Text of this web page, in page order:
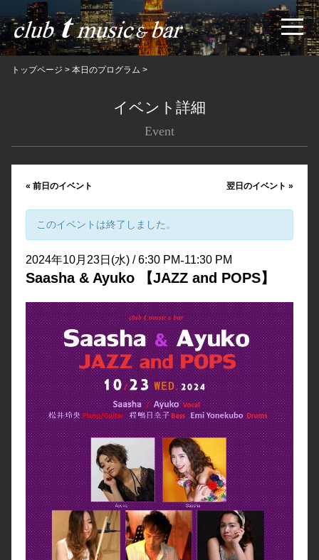
トップページ > 本日のプログラム >
イベント詳細
Event
« 前日のイベント 翌日のイベント»
このイベントは終了しました。
2024年10月23日(水) / 6:30 PM-11:30 PM
Saasha & Ayuko 【JAZZ and POPS】